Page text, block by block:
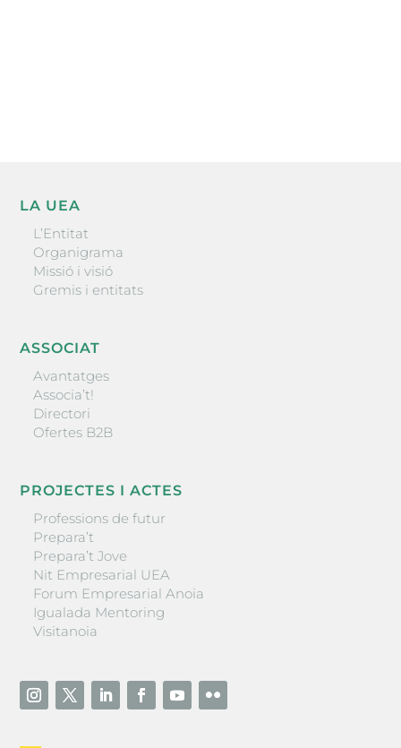
LA UEA
L’Entitat
Organigrama
Missió i visió
Gremis i entitats
ASSOCIAT
Avantatges
Associa’t!
Directori
Ofertes B2B
PROJECTES I ACTES
Professions de futur
Prepara’t
Prepara’t Jove
Nit Empresarial UEA
Forum Empresarial Anoia
Igualada Mentoring
Visitanoia